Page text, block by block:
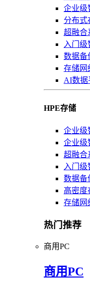
企业级
分布式
超融合
入门
数据备
存储网
AI数据
HPE存储
企业级
企业级
超融合
入门
数据备
高密度
存储网
热门推荐
商用PC
商用PC